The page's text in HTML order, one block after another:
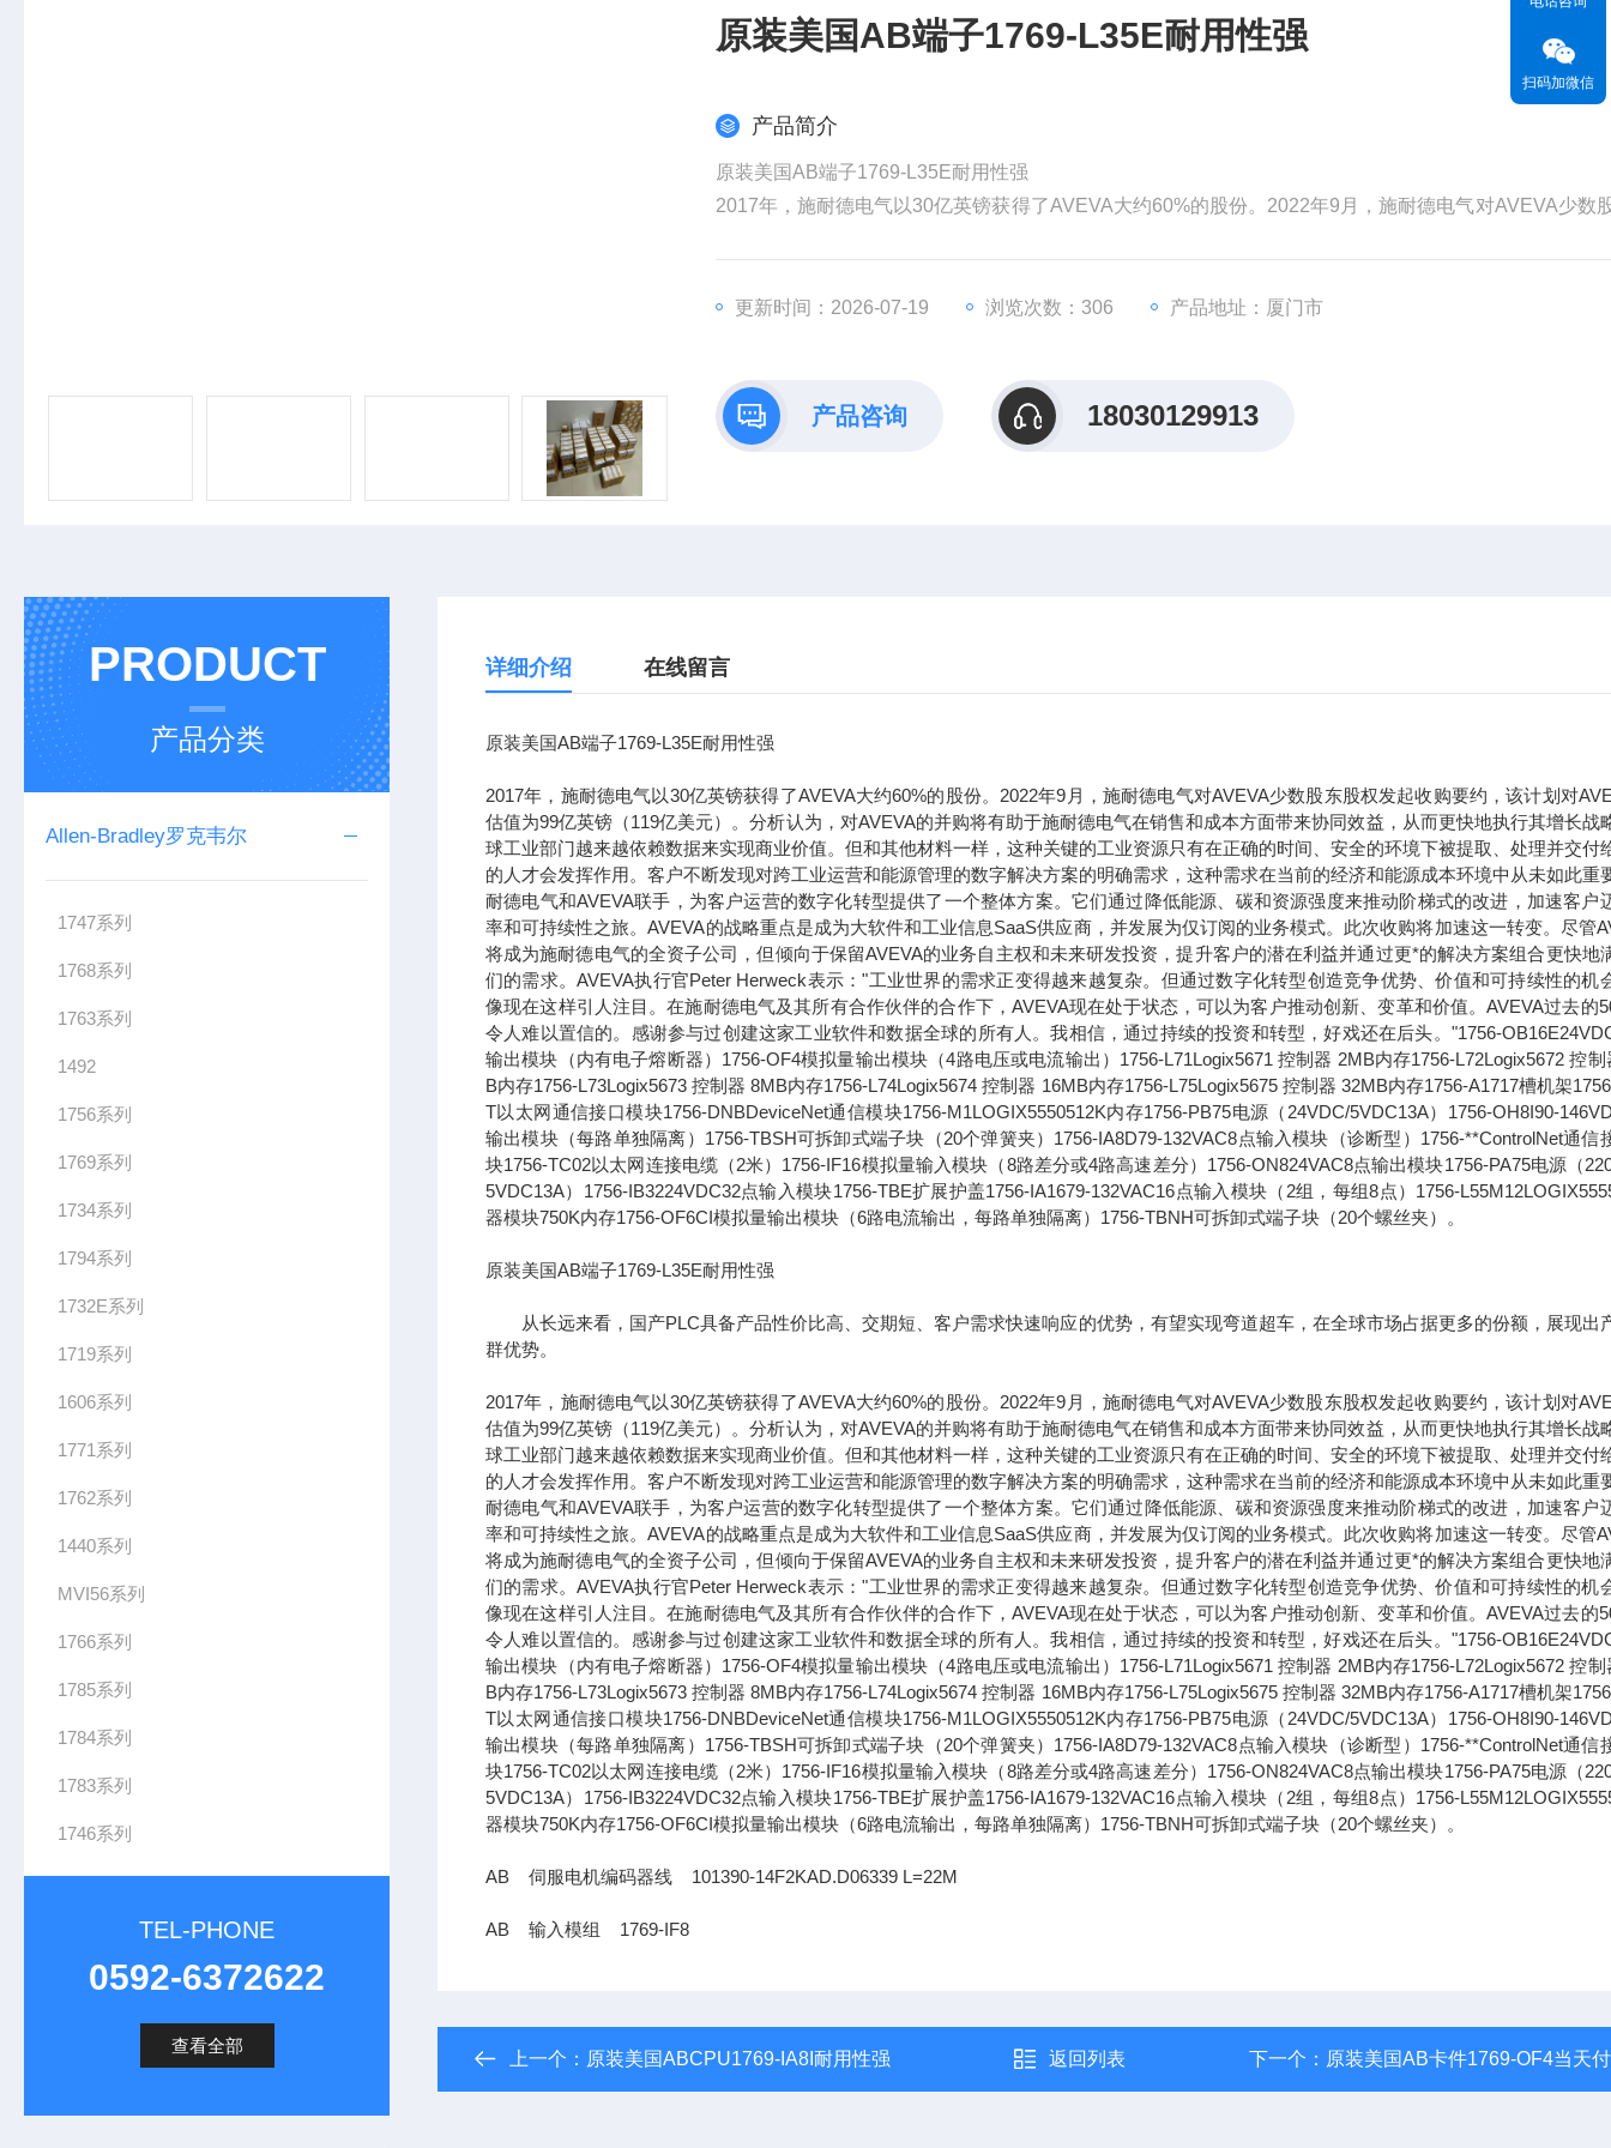
原装美国AB端子1769-L35E耐用性强
产品简介
原装美国AB端子1769-L35E耐用性强
2017年，施耐德电气以30亿英镑获得了AVEVA大约60%的股份。2022年9月，施耐德电气对AVEVA少数
全球工业部门越来越依赖数据来实现商业价值。但和其他材料一样，这种关
更新时间：2026-07-19 浏览次数：306 产品地址：厦门市
产品咨询 18030129913
PRODUCT
产品分类
Allen-Bradley罗克韦尔
1747系列
1768系列
1763系列
1492
1756系列
1769系列
1734系列
1794系列
1732E系列
1719系列
1606系列
1771系列
1762系列
1440系列
MVI56系列
1766系列
1785系列
1784系列
1783系列
1746系列
TEL-PHONE
0592-6372622
查看全部
详细介绍 在线留言
原装美国AB端子1769-L35E耐用性强
2017年，施耐德电气以30亿英镑获得了AVEVA大约60%的股份。2022年9月，施耐德电气对AVEVA少数股东股权发起收购要约，该计划对
估值为99亿英镑（119亿美元）。分析认为，对AVEVA的并购将有助于施耐德电气在销售和成本方面带来协同效益，从而更快地执行其增长战
球工业部门越来越依赖数据来实现商业价值。但和其他材料一样，这种关键的工业资源只有在正确的时间、安全的环境下被提取、处理并交付
的人才会发挥作用。客户不断发现对跨工业运营和能源管理的数字解决方案的明确需求，这种需求在当前的经济和能源成本环境中从未如此重
耐德电气和AVEVA联手，为客户运营的数字化转型提供了一个整体方案。它们通过降低能源、碳和资源强度来推动阶梯式的改进，加速客户
率和可持续性之旅。AVEVA的战略重点是成为大软件和工业信息SaaS供应商，并发展为仅订阅的业务模式。此次收购将加速这一转变。尽管
将成为施耐德电气的全资子公司，但倾向于保留AVEVA的业务自主权和未来研发投资，提升客户的潜在利益并通过更*的解决方案组合更快地
们的需求。AVEVA执行官Peter Herweck表示："工业世界的需求正变得越来越复杂。但通过数字化转型创造竞争优势、价值和可持续性的机
像现在这样引人注目。在施耐德电气及其所有合作伙伴的合作下，AVEVA现在处于状态，可以为客户推动创新、变革和价值。AVEVA过去的
令人难以置信的。感谢参与过创建这家工业软件和数据全球的所有人。我相信，通过持续的投资和转型，好戏还在后头。"1756-
输出模块（内有电子熔断器）1756-OF4模拟量输出模块（4路电压或电流输出）1756-L71Logix5671 控制器 2MB内存1756-L72Logix5672 控制
B内存1756-L73Logix5673 控制器 8MB内存1756-L74Logix5674 控制器 16MB内存1756-L75Logix5675 控制器 32MB内存1756-A1717槽机架
T以太网通信接口模块1756-DNBDeviceNet通信模块1756-M1LOGIX5550512K内存1756-PB75电源（24VDC/5VDC13A）1756-OH8I90-
输出模块（每路单独隔离）1756-TBSH可拆卸式端子块（20个弹簧夹）1756-IA8D79-132VAC8点输入模块（诊断型）1756-**ControlNet通信
块1756-TC02以太网连接电缆（2米）1756-IF16模拟量输入模块（8路差分或4路高速差分）1756-ON824VAC8点输出模块1756-PA75电源（
5VDC13A）1756-IB3224VDC32点输入模块1756-TBE扩展护盖1756-IA1679-132VAC16点输入模块（2组，每组8点）1756-
器模块750K内存1756-OF6CI模拟量输出模块（6路电流输出，每路单独隔离）1756-TBNH可拆卸式端子块（20个螺丝夹）。
原装美国AB端子1769-L35E耐用性强
从长远来看，国产PLC具备产品性价比高、交期短、客户需求快速响应的优势，有望实现弯道超车，在全球市场占据更多的份额，展现出
群优势。
2017年，施耐德电气以30亿英镑获得了AVEVA大约60%的股份。2022年9月，施耐德电气对AVEVA少数股东股权发起收购要约，该计划对
估值为99亿英镑（119亿美元）。分析认为，对AVEVA的并购将有助于施耐德电气在销售和成本方面带来协同效益，从而更快地执行其增长战
球工业部门越来越依赖数据来实现商业价值。但和其他材料一样，这种关键的工业资源只有在正确的时间、安全的环境下被提取、处理并交付
的人才会发挥作用。客户不断发现对跨工业运营和能源管理的数字解决方案的明确需求，这种需求在当前的经济和能源成本环境中从未如此重
耐德电气和AVEVA联手，为客户运营的数字化转型提供了一个整体方案。它们通过降低能源、碳和资源强度来推动阶梯式的改进，加速客户
率和可持续性之旅。AVEVA的战略重点是成为大软件和工业信息SaaS供应商，并发展为仅订阅的业务模式。此次收购将加速这一转变。尽管
将成为施耐德电气的全资子公司，但倾向于保留AVEVA的业务自主权和未来研发投资，提升客户的潜在利益并通过更*的解决方案组合更快地
们的需求。AVEVA执行官Peter Herweck表示："工业世界的需求正变得越来越复杂。但通过数字化转型创造竞争优势、价值和可持续性的机
像现在这样引人注目。在施耐德电气及其所有合作伙伴的合作下，AVEVA现在处于状态，可以为客户推动创新、变革和价值。AVEVA过去的
令人难以置信的。感谢参与过创建这家工业软件和数据全球的所有人。我相信，通过持续的投资和转型，好戏还在后头。"1756-
输出模块（内有电子熔断器）1756-OF4模拟量输出模块（4路电压或电流输出）1756-L71Logix5671 控制器 2MB内存1756-L72Logix5672 控制
B内存1756-L73Logix5673 控制器 8MB内存1756-L74Logix5674 控制器 16MB内存1756-L75Logix5675 控制器 32MB内存1756-A1717槽机架
T以太网通信接口模块1756-DNBDeviceNet通信模块1756-M1LOGIX5550512K内存1756-PB75电源（24VDC/5VDC13A）1756-OH8I90-
输出模块（每路单独隔离）1756-TBSH可拆卸式端子块（20个弹簧夹）1756-IA8D79-132VAC8点输入模块（诊断型）1756-**ControlNet通信
块1756-TC02以太网连接电缆（2米）1756-IF16模拟量输入模块（8路差分或4路高速差分）1756-ON824VAC8点输出模块1756-PA75电源（
5VDC13A）1756-IB3224VDC32点输入模块1756-TBE扩展护盖1756-IA1679-132VAC16点输入模块（2组，每组8点）1756-
器模块750K内存1756-OF6CI模拟量输出模块（6路电流输出，每路单独隔离）1756-TBNH可拆卸式端子块（20个螺丝夹）。
AB 伺服电机编码器线 101390-14F2KAD.D06339 L=22M
AB 输入模组 1769-IF8
上一个： 原装美国ABCPU1769-IA8I耐用性强 返回列表 下一个： 原装美国AB卡件1769-OF4当天
扫码加微信